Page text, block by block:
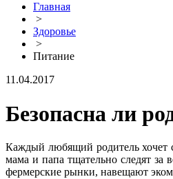
Главная
>
Здоровье
>
Питание
11.04.2017
Безопасна ли
Каждый любящий родитель хочет
мама и папа тщательно следят за
фермерские рынки, навещают